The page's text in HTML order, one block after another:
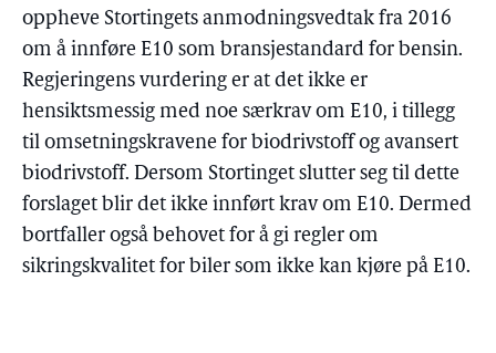
oppheve Stortingets anmodningsvedtak fra 2016
om å innføre E10 som bransjestandard for bensin.
Regjeringens vurdering er at det ikke er
hensiktsmessig med noe særkrav om E10, i tillegg
til omsetningskravene for biodrivstoff og avansert
biodrivstoff. Dersom Stortinget slutter seg til dette
forslaget blir det ikke innført krav om E10. Dermed
bortfaller også behovet for å gi regler om
sikringskvalitet for biler som ikke kan kjøre på E10.